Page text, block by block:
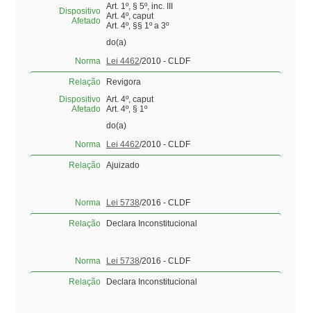
Dispositivo
Afetado
Art. 1º, § 5º, inc. III
Art. 4º, caput
Art. 4º, §§ 1º a 3º
do(a)
Norma
Lei 4462/2010 - CLDF
Relação
Revigora
Dispositivo
Afetado
Art. 4º, caput
Art. 4º, § 1º
do(a)
Norma
Lei 4462/2010 - CLDF
Relação Ajuizado
Norma Lei 5738/2016 - CLDF
Relação Declara Inconstitucional
Norma Lei 5738/2016 - CLDF
Relação Declara Inconstitucional